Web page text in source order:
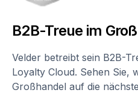
B2B-Treue im
Velder betreibt sein B2B-
Loyalty Cloud. Sehen Sie,
Großhandel auf die